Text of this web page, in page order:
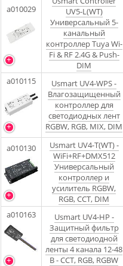
a010029
UV5-L(WT)
Универсальный 5-
канальный
контроллер Tuya Wi-
Fi & RF 2.4G & Push-
DIM
a010115
Usmart UV4-WPS -
Влагозащищенный
контроллер для
светодиодных лент
RGBW, RGB, MIX, DIM
a010130
Usmart UV4-T(WT) -
WiFi+RF+DMX512
Универсальный
контроллер и
усилитель RGBW,
RGB, CCT, DIM
a010163
Usmart UV4-HP -
Защитный фильтр
для светодиодной
ленты 4 канала 12-48
В - CCT, RGB, RGBW